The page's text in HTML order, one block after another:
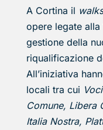
A Cortina il
opere legate
gestione della
riqualificazione
All’iniziativa
locali tra cui
Comune, Libera
Italia Nostra,